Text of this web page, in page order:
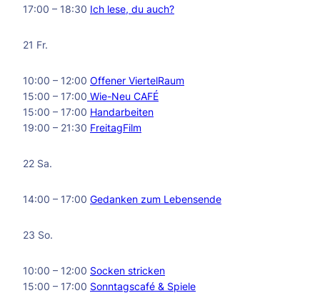
17:00 – 18:30 Ich lese, du auch?
21 Fr.
10:00 – 12:00 Offener ViertelRaum
15:00 – 17:00 Wie-Neu CAFÉ
15:00 – 17:00 Handarbeiten
19:00 – 21:30 FreitagFilm
22 Sa.
14:00 – 17:00 Gedanken zum Lebensende
23 So.
10:00 – 12:00 Socken stricken
15:00 – 17:00 Sonntagscafé & Spiele